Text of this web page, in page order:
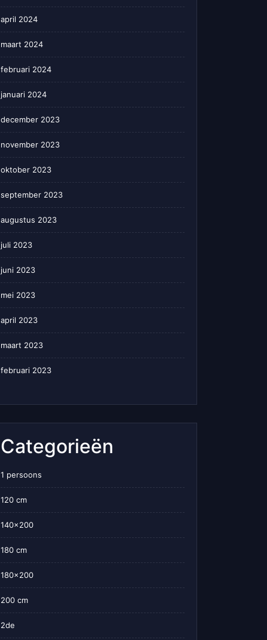
april 2024
maart 2024
februari 2024
januari 2024
december 2023
november 2023
oktober 2023
september 2023
augustus 2023
juli 2023
juni 2023
mei 2023
april 2023
maart 2023
februari 2023
Categorieën
1 persoons
120 cm
140×200
180 cm
180×200
200 cm
2de